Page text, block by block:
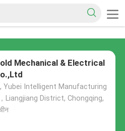
Mechanical & Electrical
Yubei Intelligent Manufacturing
Liangjiang District, Chongqing,